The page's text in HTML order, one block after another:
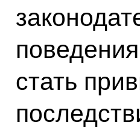
стать